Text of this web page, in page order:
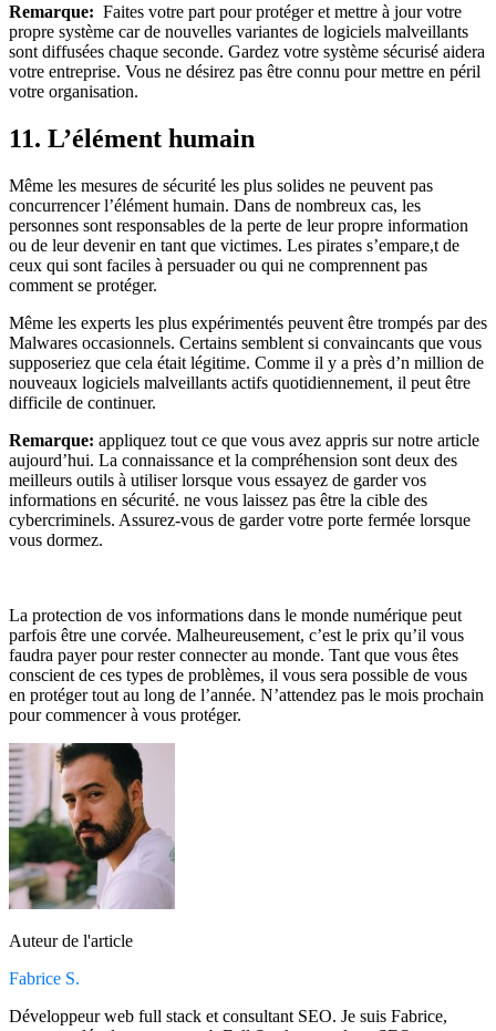
Remarque: Faites votre part pour protéger et mettre à jour votre
propre système car de nouvelles variantes de logiciels malveillants
sont diffusées chaque seconde. Gardez votre système sécurisé aidera
votre entreprise. Vous ne désirez pas être connu pour mettre en péril
votre organisation.
11. L’élément humain
Même les mesures de sécurité les plus solides ne peuvent pas
concurrencer l’élément humain. Dans de nombreux cas, les
personnes sont responsables de la perte de leur propre information
ou de leur devenir en tant que victimes. Les pirates s’empare,t de
ceux qui sont faciles à persuader ou qui ne comprennent pas
comment se protéger.
Même les experts les plus expérimentés peuvent être trompés par des
Malwares occasionnels. Certains semblent si convaincants que vous
supposeriez que cela était légitime. Comme il y a près d’n million de
nouveaux logiciels malveillants actifs quotidiennement, il peut être
difficile de continuer.
Remarque: appliquez tout ce que vous avez appris sur notre article
aujourd’hui. La connaissance et la compréhension sont deux des
meilleurs outils à utiliser lorsque vous essayez de garder vos
informations en sécurité. ne vous laissez pas être la cible des
cybercriminels. Assurez-vous de garder votre porte fermée lorsque
vous dormez.
La protection de vos informations dans le monde numérique peut
parfois être une corvée. Malheureusement, c’est le prix qu’il vous
faudra payer pour rester connecter au monde. Tant que vous êtes
conscient de ces types de problèmes, il vous sera possible de vous
en protéger tout au long de l’année. N’attendez pas le mois prochain
pour commencer à vous protéger.
Auteur de l'article
Fabrice S.
Développeur web full stack et consultant SEO. Je suis Fabrice,